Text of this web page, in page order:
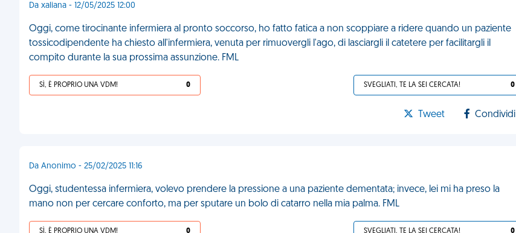
Da xaliana - 12/05/2025 12:00
Oggi, come tirocinante infermiera al pronto soccorso, ho fatto fatica a non scoppiare a ridere quando un paziente
tossicodipendente ha chiesto all'infermiera, venuta per rimuovergli l'ago, di lasciargli il catetere per facilitargli il
compito durante la sua prossima assunzione. FML
SÌ, È PROPRIO UNA VDM! 0 SVEGLIATI, TE LA SEI CERCATA! 0
Tweet Condividi
Da Anonimo - 25/02/2025 11:16
Oggi, studentessa infermiera, volevo prendere la pressione a una paziente dementata; invece, lei mi ha preso la
mano non per cercare conforto, ma per sputare un bolo di catarro nella mia palma. FML
SÌ, È PROPRIO UNA VDM! 0 SVEGLIATI, TE LA SEI CERCATA! 0